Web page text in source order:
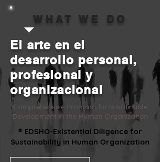
WHAT WE DO
El arte en el
desarrollo personal,
profesional y
organizacional
Comprehensive Program for Sustainable
Development in the Human Organization
® EDSHO-Existential Diligence for
Sustainability in Human Organization